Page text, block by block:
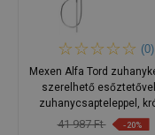
(0)
Mexen Alfa Tord
szerelhető
zuhanycsapteleppel,
745740200-00
41 987 Ft -20%